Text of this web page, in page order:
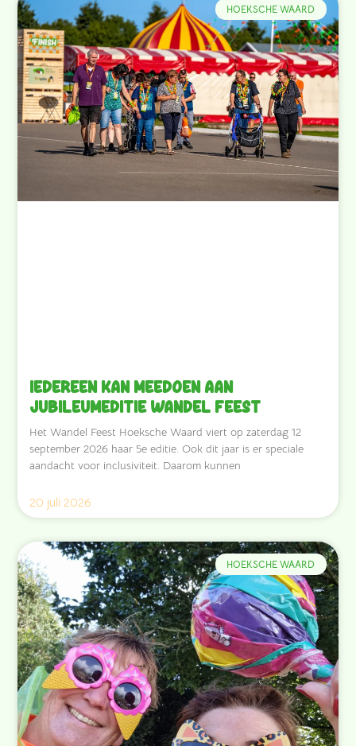
HOEKSCHE WAARD
Iedereen kan meedoen aan
jubileumeditie Wandel Feest
Het Wandel Feest Hoeksche Waard viert op zaterdag 12
september 2026 haar 5e editie. Ook dit jaar is er speciale
aandacht voor inclusiviteit. Daarom kunnen
20 juli 2026
HOEKSCHE WAARD